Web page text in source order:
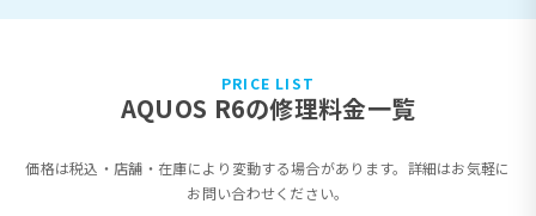
PRICE LIST
AQUOS R6の修理料金一覧
価格は税込・店舗・在庫により変動する場合があります。詳細はお気軽に
お問い合わせください。